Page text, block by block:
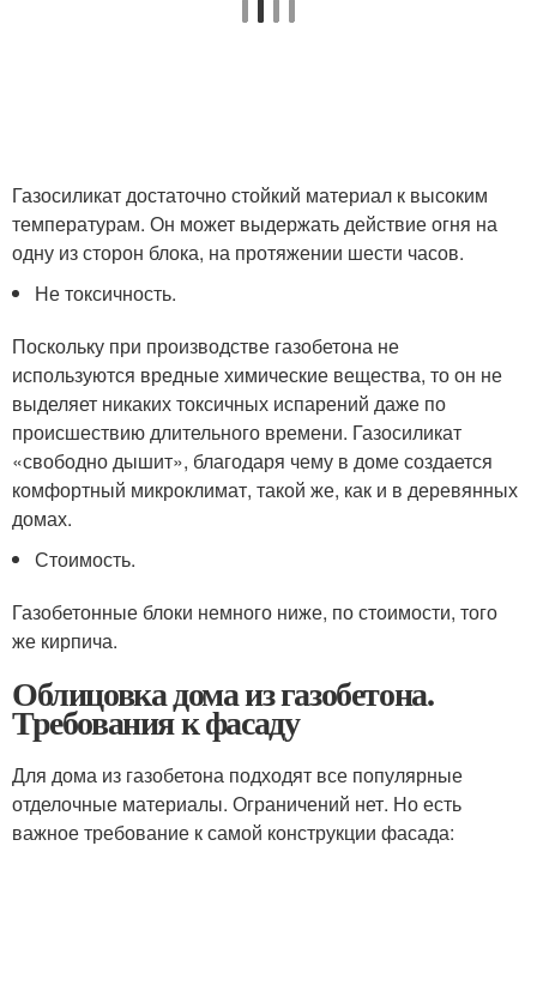
Газосиликат достаточно стойкий материал к высоким
температурам. Он может выдержать действие огня на
одну из сторон блока, на протяжении шести часов.
Не токсичность.
Поскольку при производстве газобетона не
используются вредные химические вещества, то он не
выделяет никаких токсичных испарений даже по
происшествию длительного времени. Газосиликат
«свободно дышит», благодаря чему в доме создается
комфортный микроклимат, такой же, как и в деревянных
домах.
Стоимость.
Газобетонные блоки немного ниже, по стоимости, того
же кирпича.
Облицовка дома из газобетона.
Требования к фасаду
Для дома из газобетона подходят все популярные
отделочные материалы. Ограничений нет. Но есть
важное требование к самой конструкции фасада: